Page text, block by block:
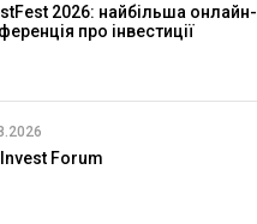
2026: найбільша онлайн-
про інвестиції
Forum